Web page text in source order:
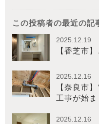
この投稿者の最近の記
2025.12.19
【香芝市
2025.12.16
【奈良市
工事が始ま
2025.12.16